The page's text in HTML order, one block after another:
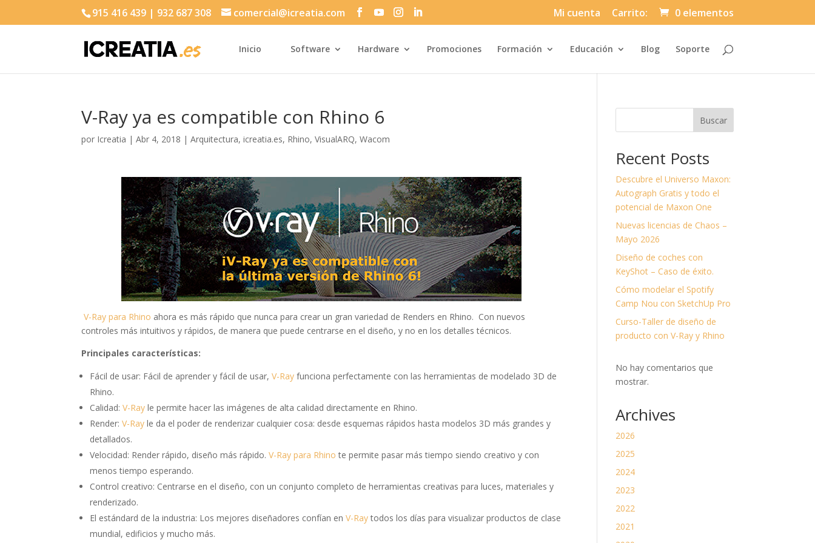
915 416 439 | 932 687 308 comercial@icreatia.com Mi cuenta Carrito: 0 elementos
Inicio Software Hardware Promociones Formación Educación Automatically
Hierarchic
in
2.1.0
Atakan
Docs:
https://atakanau.blogspot.com/2021/
category-
menu-
wp-
plugin.html
|
Theme:
Divi-
Asuni
Child
Theme
(asuni-
divi-
child)
|
Tema
Divi
(Divi)
Blog Soporte
Búsqueda
productos
V-Ray ya es compatible con Rhino 6
por Icreatia |Abr 4, 2018 |Arquitectura,icreatia.es, Rhino,VisualARQ,Wacom
V-Ray para Rhino ahora es más rápido que nunca para crear un gran variedad de Renders en Rhino. Con nuevos
controles más intuitivos y rápidos, de manera que puede centrarse en el diseño, y no en los detalles técnicos.
Principales características:
Fácil de usar: Fácil de aprender y fácil de usar,V-Ray funciona perfectamente con las herramientas de modelado 3D de
Rhino.
Calidad:V-Ray le permite hacer las imágenes de alta calidad directamente en Rhino.
Render:V-Ray le da el poder de renderizar cualquier cosa: desde esquemas rápidos hasta modelos 3D más grandes y
detallados.
Velocidad: Render rápido, diseño más rápido.V-Ray para Rhino te permite pasar más tiempo siendo creativo y con
menos tiempo esperando.
Control creativo: Centrarse en el diseño, con un conjunto completo de herramientas creativas para luces, materiales y
renderizado.
El estándard de la industria: Los mejores diseñadores confían enV-Raytodos los días para visualizar productos de clase
mundial, edificios y mucho más.
Buscar
Recent Posts
Descubre el Universo Maxon:
Autograph Gratis y todo el
potencial de Maxon One
Nuevas licencias de Chaos –
Mayo 2026
Diseño de coches con
KeyShot – Caso de éxito.
Cómo modelar el Spotify
Camp Nou con SketchUp Pro
Curso-Taller de diseño de
producto con V-Ray y Rhino
No hay comentarios que
mostrar.
Archives
2026
2025
2024
2023
2022
2021